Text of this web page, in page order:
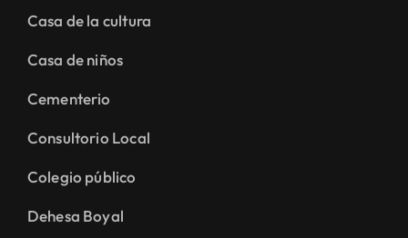
Casa de la cultura
Casa de niños
Cementerio
Consultorio Local
Colegio público
Dehesa Boyal